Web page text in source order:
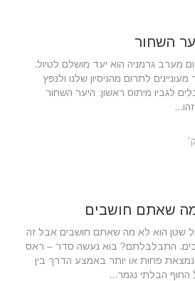
מערב גרמניה הוא יעד מושלם לטיול.
לתרום מהניסיון שלנו ולנפץ
לגביו מיתוס ראשון: היער השחור
שאתם חושבים
שטן הוא לא מה שאתם חושבים אבל זה
התבלבלתם? בוא נעשה סדר – ראס
פחות או יותר באמצע הדרך בין
הבלתי נגמר...